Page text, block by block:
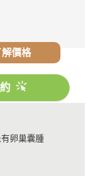
解價格
卵巢囊腫